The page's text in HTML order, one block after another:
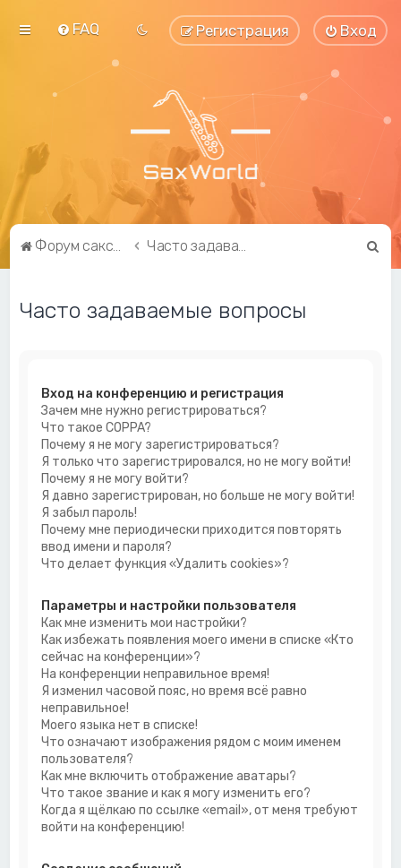
FAQ Вход
Регистрация
Форум саксофонистов SaxWorld.org Часто задаваемые вопросы
Часто задаваемые вопросы
Вход на конференцию и регистрация
Зачем мне нужно регистрироваться?
Что такое COPPA?
Почему я не могу зарегистрироваться?
Я только что зарегистрировался, но не могу войти!
Почему я не могу войти?
Я давно зарегистрирован, но больше не могу войти!
Я забыл пароль!
Почему мне периодически приходится повторять
ввод имени и пароля?
Что делает функция «Удалить cookies»?
Параметры и настройки пользователя
Как мне изменить мои настройки?
Как избежать появления моего имени в списке «Кто
сейчас на конференции»?
На конференции неправильное время!
Я изменил часовой пояс, но время всё равно
неправильное!
Моего языка нет в списке!
Что означают изображения рядом с моим именем
пользователя?
Как мне включить отображение аватары?
Что такое звание и как я могу изменить его?
Когда я щёлкаю по ссылке «email», от меня требуют
войти на конференцию!